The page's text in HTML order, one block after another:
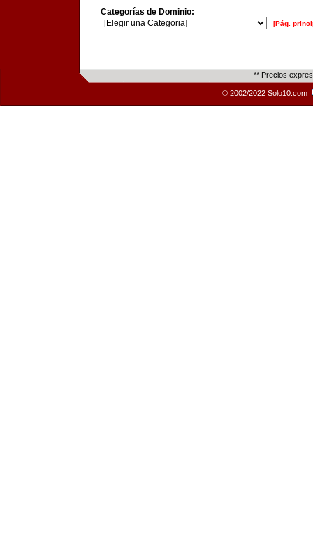
Categorías de Dominio:
[Pág.
** Precios
© 2002/2022 Solo10.com